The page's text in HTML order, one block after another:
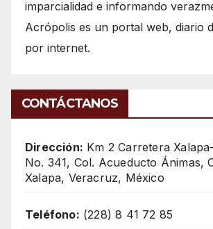
imparcialidad e informando
Acrópolis es un portal web, diario
por internet.
CONTÁCTANOS
Dirección: Km 2 Carretera
No. 341, Col. Acueducto Ánimas,
Xalapa, Veracruz, México
Teléfono: (228) 8 41 72 85